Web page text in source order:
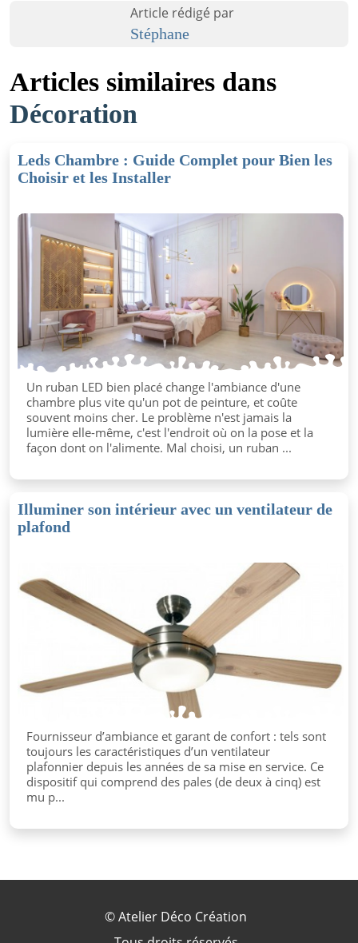
Article rédigé par
Stéphane
Articles similaires dans
Décoration
Leds Chambre : Guide Complet pour Bien les
Choisir et les Installer
Un ruban LED bien placé change l'ambiance d'une
chambre plus vite qu'un pot de peinture, et coûte
souvent moins cher. Le problème n'est jamais la
lumière elle-même, c'est l'endroit où on la pose et la
façon dont on l'alimente. Mal choisi, un ruban ...
Illuminer son intérieur avec un ventilateur de
plafond
Fournisseur d’ambiance et garant de confort : tels sont
toujours les caractéristiques d’un ventilateur
plafonnier depuis les années de sa mise en service. Ce
dispositif qui comprend des pales (de deux à cinq) est
mu p...
©Atelier Déco Création